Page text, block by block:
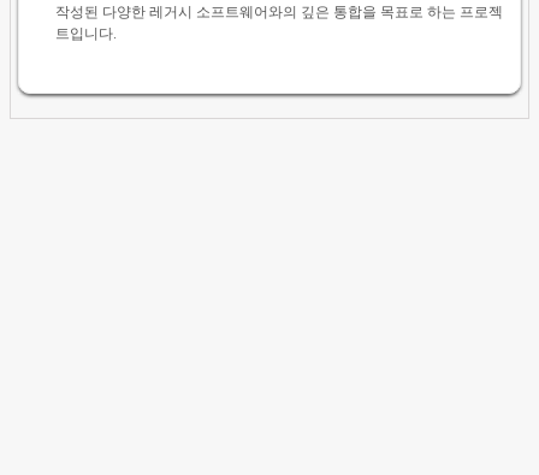
작성된 다양한 레거시 소프트웨어와의 깊은 통합을 목표로 하는 프로젝
트입니다.